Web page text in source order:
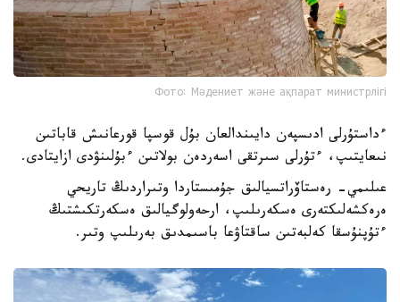
Фото: Мәдениет және ақпарат министрлігі
ءداستۇرلى ادىسپەن دايىندالعان بۇل قوسپا قورعانىش قاباتىن
نىعايتىپ، ءتۇرلى سىرتقى اسەردەن بولاتىن ءبۇلىنۋدى ازايتادى.
عىلىمي- رەستاۆراتسيالىق جۇمىستاردا وتىراردىڭ تاريحي
ەرەكشەلىكتەرى ەسكەرىلىپ، ارحەولوگيالىق ەسكەرتكىشتىڭ
ءتۇپنۇسقا كەلبەتىن ساقتاۋعا باسىمدىق بەرىلىپ وتىر.